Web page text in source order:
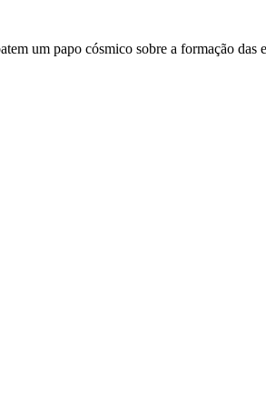
um papo cósmico sobre a formação das